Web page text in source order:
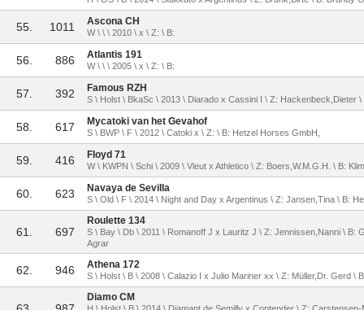
55. 1011 Ascona CH
W \ \ \ 2010 \ x \ Z: \ B:
56. 886 Atlantis 191
W \ \ \ 2005 \ x \ Z: \ B:
57. 392 Famous RZH
S \ Holst \ BkaSc \ 2013 \ Diarado x Cassini I \ Z: Hackenbeck,Dieter
58. 617 Mycatoki van het Gevahof
S \ BWP \ F \ 2012 \ Catoki x \ Z: \ B: Hetzel Horses GmbH,
59. 416 Floyd 71
W \ KWPN \ Schi \ 2009 \ Vleut x Athletico \ Z: Boers,W.M.G.H. \ B:
60. 623 Navaya de Sevilla
S \ Old \ F \ 2014 \ Night and Day x Argentinus \ Z: Jansen,Tina \ B:
61. 697
Roulette 134
S \ Bay \ Db \ 2011 \ Romanoff J x Lauritz J \ Z: Jennissen,Nanni \ B:
Agrar
62. 946 Athena 172
S \ Holst \ B \ 2008 \ Calazio I x Julio Mariner xx \ Z: Müller,Dr. Gerd \
Diamo CM